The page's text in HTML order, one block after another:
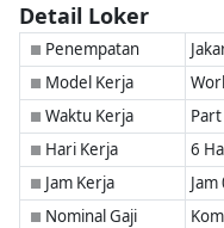
Detail Loker
■ Penempatan
■ Model Kerja
■ Waktu Kerja
■ Hari Kerja 6
■ Jam Kerja
■ Nominal Gaji